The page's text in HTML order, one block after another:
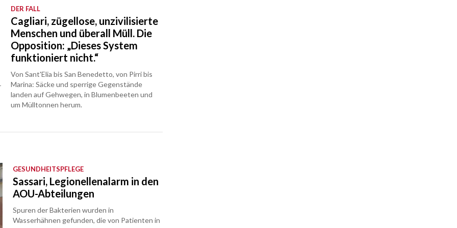
DER FALL
Cagliari, zügellose, unzivilisierte
Menschen und überall Müll. Die
Opposition: „Dieses System
funktioniert nicht.“
Von Sant'Elia bis San Benedetto, von Pirri bis
Marina: Säcke und sperrige Gegenstände
landen auf Gehwegen, in Blumenbeeten und
um Mülltonnen herum.
GESUNDHEITSPFLEGE
Sassari, Legionellenalarm in den
AOU-Abteilungen
Spuren der Bakterien wurden in
Wasserhähnen gefunden, die von Patienten in